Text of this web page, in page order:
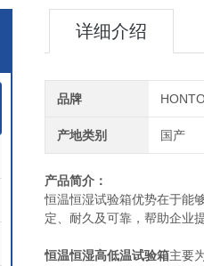
详细介绍
品牌
产地类别 国产
产品简介：
恒温恒湿试验箱优势在于能
定、耐久及可靠，帮助企业
恒温恒湿高低温试验箱主要